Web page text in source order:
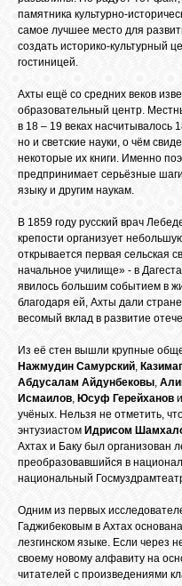
памятника культурно-
самое лучшее место для
создать историко-культурный
гостиницей.
Ахты ещё со средних веков
образовательный центр.
в 18 – 19 веках насчитывалось
но и светские науки, о чём
некоторые их книги. Именно
предпринимает серьёзные
языку и другим наукам.
В 1859 году русский врач
крепости организует
открывается первая сельская
начальное училище» - в
явилось большим событием в
благодаря ей, Ахты дали
весомый вклад в развитие
Из её стен вышли крупные
Нажмудин Самурский
Абдусалам Айдунбековы
Исмаилов Юсуф Герейханов
учёных. Нельзя не отметить,
энтузиастом Идрисом
Ахтах и Баку был организован
преобразовавшийся в
национальный
Одним из первых
Гаджибековым в Ахтах
лезгинском языке. Если через
своему новому алфавиту на
читателей с произведениями